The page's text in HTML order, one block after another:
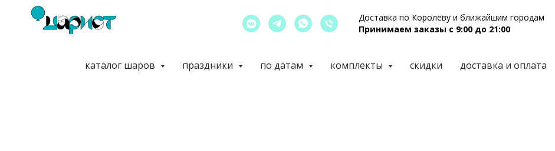
Доставка по Королёву и ближайшим городам
Принимаем заказы с 9:00 до 21:00
каталог шаров праздники по датам комплекты скидки доставка и оплата